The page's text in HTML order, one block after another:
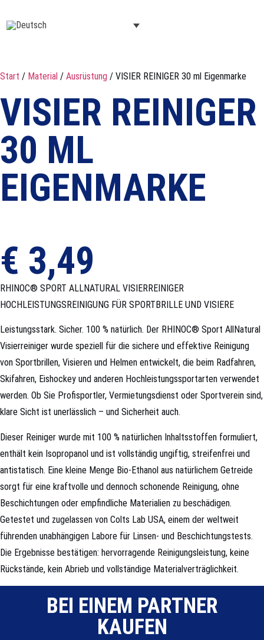
Start / Material / Ausrüstung / VISIER REINIGER 30 ml Eigenmarke
VISIER REINIGER
30 ML
EIGENMARKE
€ 3,49
RHINOC® SPORT ALLNATURAL VISIERREINIGER
HOCHLEISTUNGSREINIGUNG FÜR SPORTBRILLE UND VISIERE
Leistungsstark. Sicher. 100 % natürlich. Der RHINOC® Sport AllNatural
Visierreiniger wurde speziell für die sichere und effektive Reinigung
von Sportbrillen, Visieren und Helmen entwickelt, die beim Radfahren,
Skifahren, Eishockey und anderen Hochleistungssportarten verwendet
werden. Ob Sie Profisportler, Vermietungsdienst oder Sportverein sind,
klare Sicht ist unerlässlich – und Sicherheit auch.
Dieser Reiniger wurde mit 100 % natürlichen Inhaltsstoffen formuliert,
enthält kein Isopropanol und ist vollständig ungiftig, streifenfrei und
antistatisch. Eine kleine Menge Bio-Ethanol aus natürlichem Getreide
sorgt für eine kraftvolle und dennoch schonende Reinigung, ohne
Beschichtungen oder empfindliche Materialien zu beschädigen.
Getestet und zugelassen von Colts Lab USA, einem der weltweit
führenden unabhängigen Labore für Linsen- und Beschichtungstests.
Die Ergebnisse bestätigen: hervorragende Reinigungsleistung, keine
Rückstände, kein Abrieb und vollständige Materialverträglichkeit.
BEI EINEM PARTNER
KAUFEN